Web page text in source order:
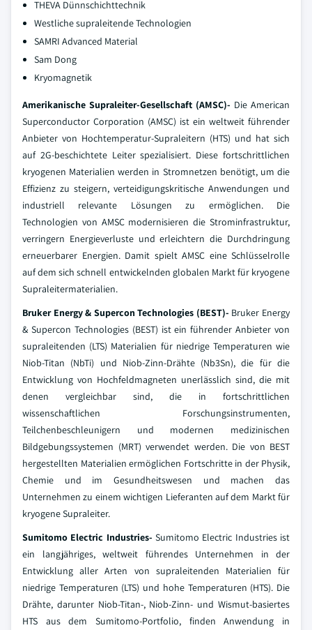
THEVA Dünnschichttechnik
Westliche supraleitende Technologien
SAMRI Advanced Material
Sam Dong
Kryomagnetik
Amerikanische Supraleiter-Gesellschaft (AMSC)- Die American
Superconductor Corporation (AMSC) ist ein weltweit führender
Anbieter von Hochtemperatur-Supraleitern (HTS) und hat sich
auf 2G-beschichtete Leiter spezialisiert. Diese fortschrittlichen
kryogenen Materialien werden in Stromnetzen benötigt, um die
Effizienz zu steigern, verteidigungskritische Anwendungen und
industriell relevante Lösungen zu ermöglichen. Die
Technologien von AMSC modernisieren die Strominfrastruktur,
verringern Energieverluste und erleichtern die Durchdringung
erneuerbarer Energien. Damit spielt AMSC eine Schlüsselrolle
auf dem sich schnell entwickelnden globalen Markt für kryogene
Supraleitermaterialien.
Bruker Energy & Supercon Technologies (BEST)- Bruker Energy
& Supercon Technologies (BEST) ist ein führender Anbieter von
supraleitenden (LTS) Materialien für niedrige Temperaturen wie
Niob-Titan (NbTi) und Niob-Zinn-Drähte (Nb3Sn), die für die
Entwicklung von Hochfeldmagneten unerlässlich sind, die mit
denen vergleichbar sind, die in fortschrittlichen
wissenschaftlichen Forschungsinstrumenten,
Teilchenbeschleunigern und modernen medizinischen
Bildgebungssystemen (MRT) verwendet werden. Die von BEST
hergestellten Materialien ermöglichen Fortschritte in der Physik,
Chemie und im Gesundheitswesen und machen das
Unternehmen zu einem wichtigen Lieferanten auf dem Markt für
kryogene Supraleiter.
Sumitomo Electric Industries- Sumitomo Electric Industries ist
ein langjähriges, weltweit führendes Unternehmen in der
Entwicklung aller Arten von supraleitenden Materialien für
niedrige Temperaturen (LTS) und hohe Temperaturen (HTS). Die
Drähte, darunter Niob-Titan-, Niob-Zinn- und Wismut-basiertes
HTS aus dem Sumitomo-Portfolio, finden Anwendung in